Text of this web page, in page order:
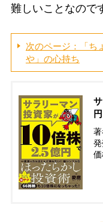
難しいことなので
次のページ：「ち
や」の心持ち
円